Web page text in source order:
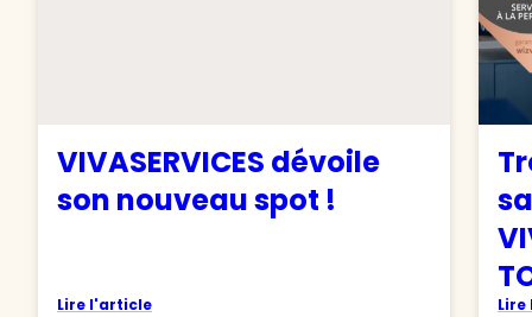
VIVASERVICES dévoile
son nouveau spot !
Lire l'article